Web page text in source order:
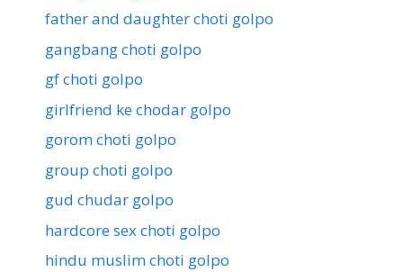
father and daughter choti golpo
gangbang choti golpo
gf choti golpo
girlfriend ke chodar golpo
gorom choti golpo
group choti golpo
gud chudar golpo
hardcore sex choti golpo
hindu muslim choti golpo